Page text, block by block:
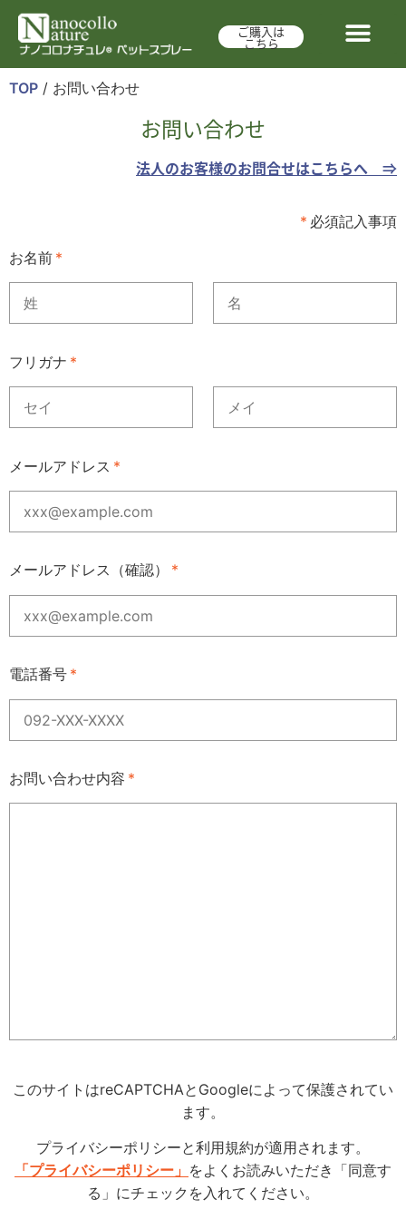
ご購入は
こちら
TOP / お問い合わせ
お問い合わせ
法人のお客様のお問合せはこちらへ ⇒
* 必須記入事項
お名前 *
フリガナ *
メールアドレス *
メールアドレス（確認） *
電話番号 *
お問い合わせ内容 *
このサイトはreCAPTCHAとGoogleによって保護されてい
ます。
プライバシーポリシーと利用規約が適用されます。
「プライバシーポリシー」 をよくお読みいただき「同意す
る」にチェックを入れてください。